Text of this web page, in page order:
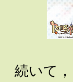
続いて，